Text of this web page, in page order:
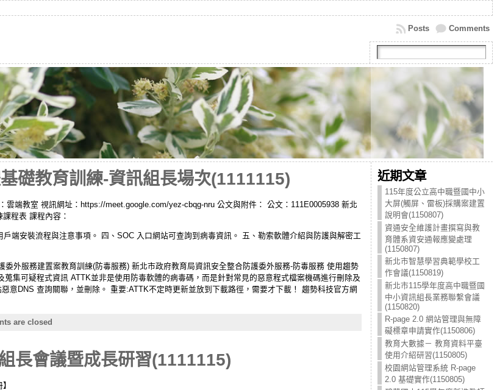
Comments
Posts
礎教育訓練-資訊組長場次(1111115)
雲端教室 視訊網址：https://meet.google.com/yez-cbqg-nru 公文與附件： 公文：111E0005938 新北
程表 課程內容：
端安裝流程與注意事項。 四、SOC 入口網站可查詢到病毒資訊。 五、勒索軟體介紹與防護與解密工
外服務建置案教育訓練(防毒服務) 新北市政府教育局資訊安全整合防護委外服務-防毒服務 使用趨勢
集可疑程式資訊 ATTK並非是使用防毒軟體的病毒碼，而是針對常見的惡意程式檔案機碼進行刪除及
意DNS 查詢關聯，並刪除。 重要:ATTK不定時更新並放到下載路徑，需要才下載！ 趨勢科技官方網
are closed
長會議暨成長研習(1111115)
近期文章
115年度公立高中職暨國中小
大屏(觸屏、雷板)採購案建置
說明會(1150807)
資通安全維護計畫撰寫與教
育體系資安通報應變處理
(1150807)
新北市智慧學習典範學校工
作會議(1150819)
新北市115學年度高中職暨國
中小資訊組長業務聯繫會議
(1150820)
R-page 2.0 網站管理與無障
礙標章申請實作(1150806)
教育大數據－ 教育資料平臺
使用介紹研習(1150805)
校園網站管理系統 R-page
2.0 基礎實作(1150805)